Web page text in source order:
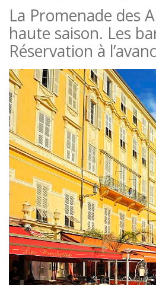
La Promenade des
haute saison. Les
Réservation à